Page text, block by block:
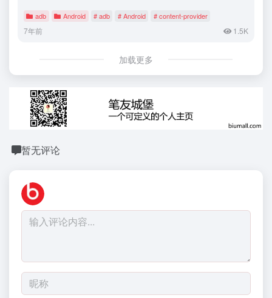
adb Android # adb # Android # content-provider
7年前 1.5K
加载更多
暂无评论